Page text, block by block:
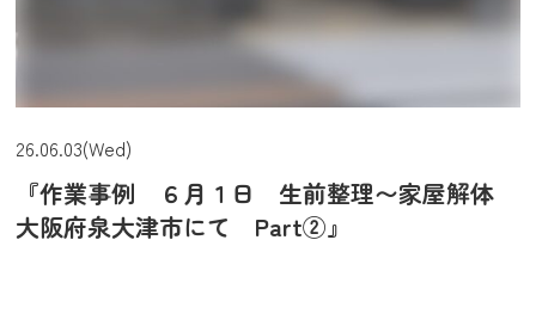
26.06.03(Wed)
『作業事例 ６月１日 生前整理〜家屋解体
大阪府泉大津市にて Part②』